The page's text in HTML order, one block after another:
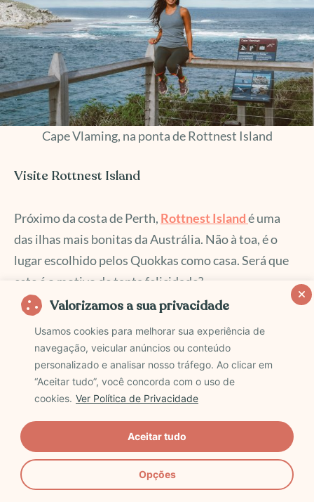
Valorizamos a sua privacidade
Usamos cookies para melhorar sua experiência de
navegação, veicular anúncios ou conteúdo
personalizado e analisar nosso tráfego. Ao clicar em
“Aceitar tudo”, você concorda com o uso de
cookies. Ver Política de Privacidade
Opções
Aceitar tudo
Cape Vlaming, na ponta de Rottnest Island
Visite Rottnest Island
Próximo da costa de Perth, Rottnest Islandé uma
das ilhas mais bonitas da Austrália. Não à toa, é o
lugar escolhido pelos Quokkas como casa. Será que
este é o motivo de tanta felicidade?
Rottnest possui 63 praias deslumbrantes banhadas
por águas turquesas cristalinas. As baías, recifes de
coral e naufrágios convidam os visitantes a
desfrutarem de alguns dos melhores pontos de
surfe.
Em terra firme, você ainda encontra o mini marsupial
mais fofo desse mundo, encontrado apenas na